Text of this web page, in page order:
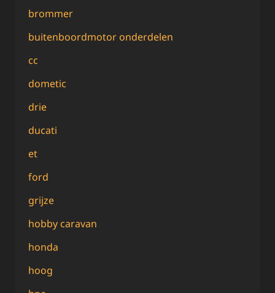
brommer
buitenboordmotor onderdelen
cc
dometic
drie
ducati
et
ford
grijze
hobby caravan
honda
hoog